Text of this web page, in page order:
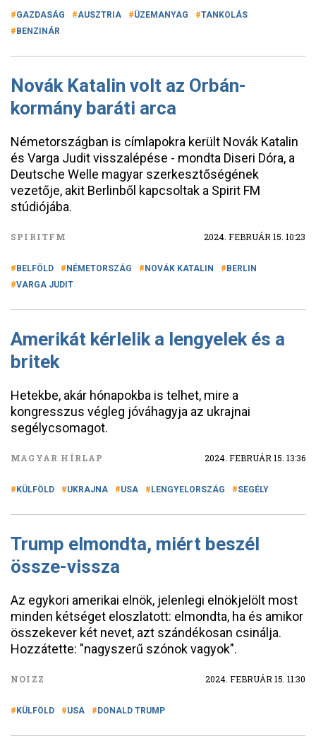
GAZDASÁG AUSZTRIA ÜZEMANYAG
TANKOLÁS
BENZINÁR
Novák Katalin volt az Orbán-
kormány baráti arca
Németországban is címlapokra került Novák Katalin
és Varga Judit visszalépése - mondta Diseri Dóra, a
Deutsche Welle magyar szerkesztőségének
vezetője, akit Berlinből kapcsoltak a Spirit FM
stúdiójába.
SPIRITFM 2024. FEBRUÁR 15. 10:23
BELFÖLD NÉMETORSZÁG NOVÁK KATALIN
BERLIN
VARGA JUDIT
Amerikát kérlelik a lengyelek és a
britek
Hetekbe, akár hónapokba is telhet, mire a
kongresszus végleg jóváhagyja az ukrajnai
segélycsomagot.
MAGYAR HÍRLAP 2024. FEBRUÁR 15. 13:36
KÜLFÖLD UKRAJNA USA LENGYELORSZÁG SEGÉLY
Trump elmondta, miért beszél
össze-vissza
Az egykori amerikai elnök, jelenlegi elnökjelölt most
minden kétséget eloszlatott: elmondta, ha és amikor
összekever két nevet, azt szándékosan csinálja.
Hozzátette: "nagyszerű szónok vagyok".
NOIZZ 2024. FEBRUÁR 15. 11:30
KÜLFÖLD USA DONALD TRUMP